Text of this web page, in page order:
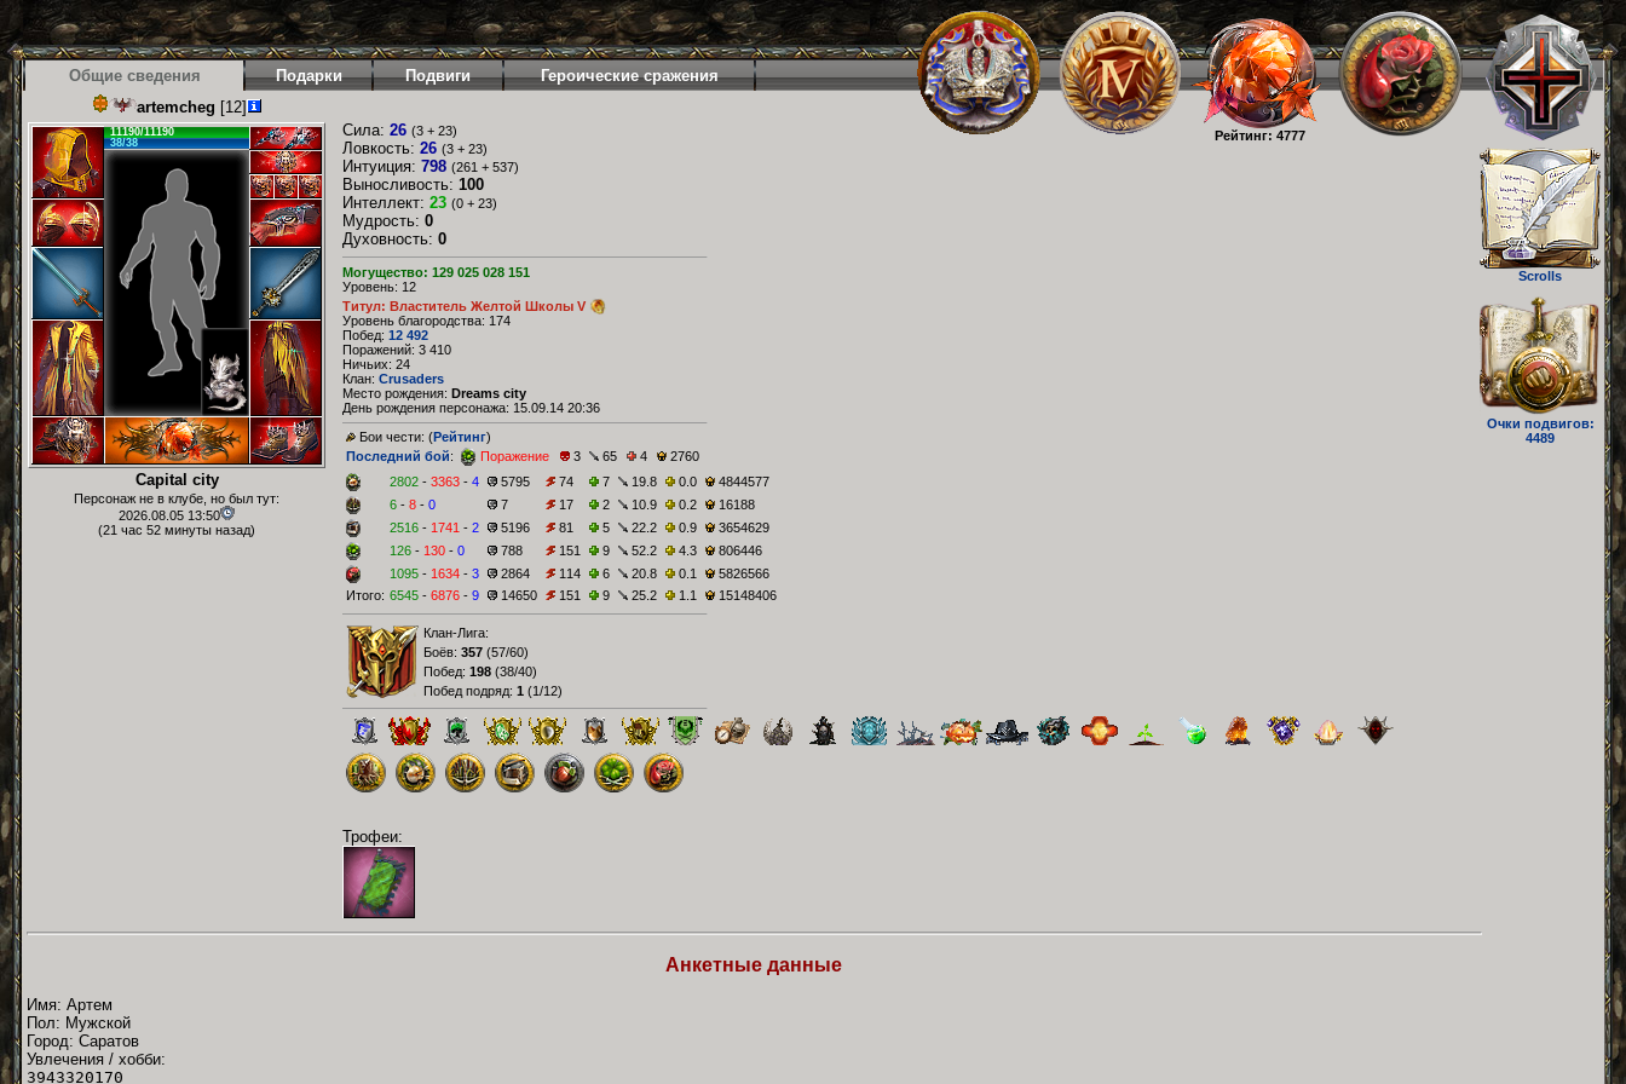
Рейтинг: 4777
Scrolls
Очки подвигов:
4489
Общие сведения Подарки Подвиги
Героические сражения
artemcheg [12]
11190/11190
38/38
Capital city
Персонаж не в клубе, но был тут:
2026.08.05 13:50
(21 час 52 минуты назад)
Сила: 26 (3 + 23)
Ловкость: 26 (3 + 23)
Интуиция: 798 (261 + 537)
Выносливость: 100
Интеллект: 23 (0 + 23)
Мудрость: 0
Духовность: 0
Могущество: 129 025 028 151
Уровень: 12
Титул: Властитель Желтой Школы V
Уровень благородства: 174
Побед: 12 492
Поражений: 3 410
Ничьих: 24
Клан: Crusaders
Место рождения: Dreams city
День рождения персонажа: 15.09.14 20:36
Бои чести: (Рейтинг)
Последний бой: Поражение 3 65 4
2760
2802 - 3363 - 4 5795 74 7 19.8 0.0
4844577
6 - 8 - 0 7 17 2 10.9 0.2
16188
2516 - 1741 - 2 5196 81 5 22.2 0.9
3654629
126 - 130 - 0 788 151 9 52.2 4.3
806446
1095 - 1634 - 3 2864 114 6 20.8 0.1
5826566
Итого: 6545 - 6876 - 9 14650 151 9 25.2 1.1 15148406
Клан-Лига:
Боёв: 357 (57/60)
Побед: 198 (38/40)
Побед подряд: 1 (1/12)
Трофеи:
Анкетные данные
Имя: Артем
Пол: Мужской
Город: Саратов
Увлечения / хобби:
3943320170